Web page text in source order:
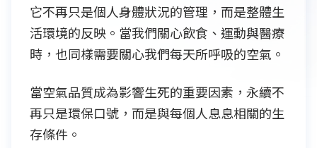
它不再只是個人身體狀況的管理，而是整體生
活環境的反映。當我們關心飲食、運動與醫療
時，也同樣需要關心我們每天所呼吸的空氣。
當空氣品質成為影響生死的重要因素，永續不
再只是環保口號，而是與每個人息息相關的生
存條件。